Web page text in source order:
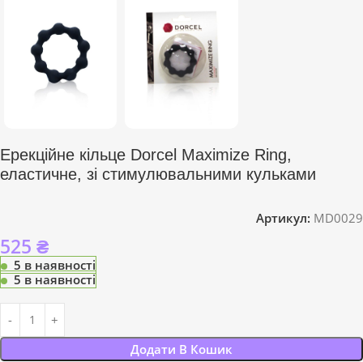
Ерекційне кільце Dorcel Maximize Ring,
еластичне, зі стимулювальними кульками
Артикул: MD0029
525 ₴
5 в наявності
5 в наявності
Додати В Кошик